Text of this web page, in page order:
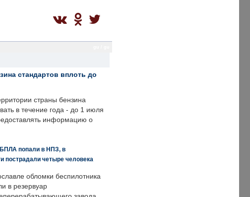
стандартов вплоть до
страны бензина
в течение года - до 1 июля
информацию о
попали в НПЗ, в
пострадали четыре человека
обломки беспилотника
в резервуар